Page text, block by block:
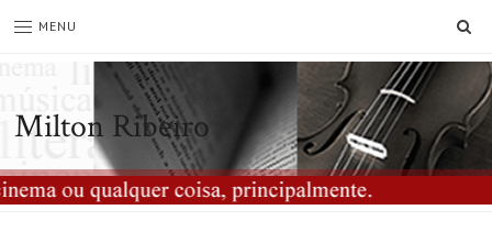
MENU
Milton Ribeiro